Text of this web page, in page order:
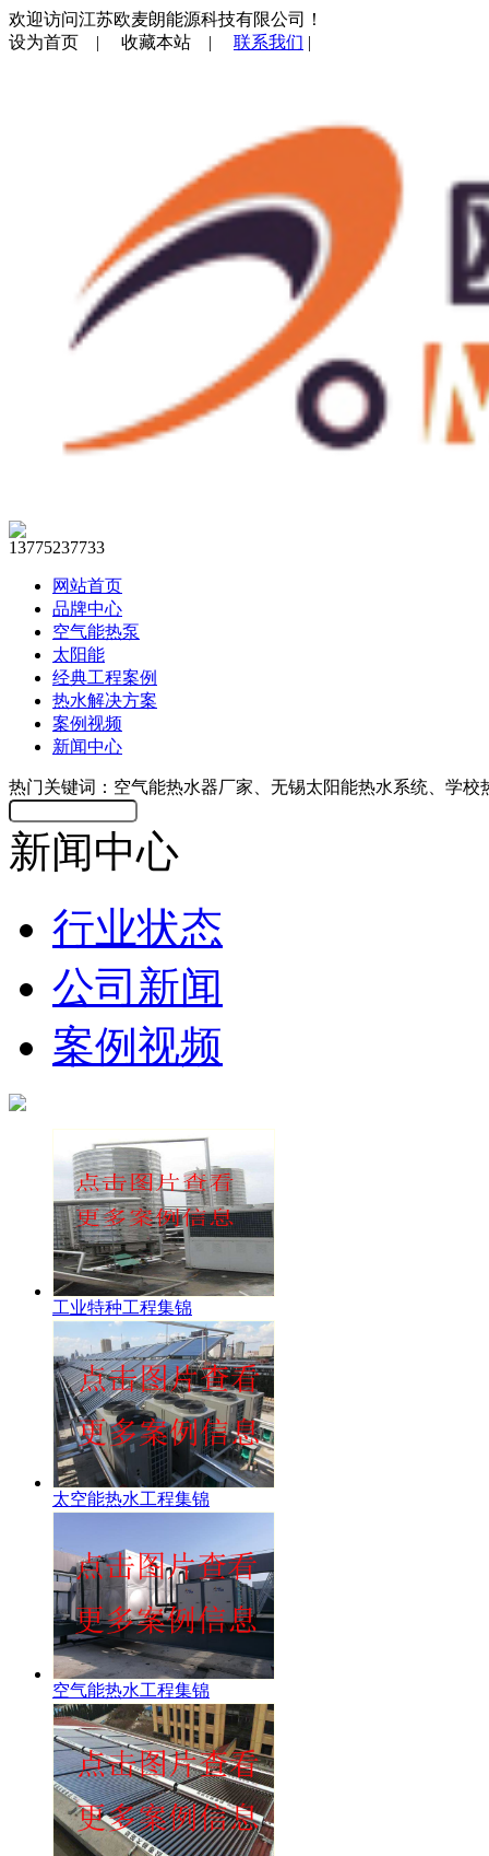
欢迎访问江苏欧麦朗能源科技有限公司！
设为首页 | 收藏本站 | 联系我们 |
13775237733
网站首页
品牌中心
空气能热泵
太阳能
经典工程案例
热水解决方案
案例视频
新闻中心
热门关键词：空气能热水器厂家、无锡太阳能热水系统、学校
新闻中心
行业状态
公司新闻
案例视频
工业特种工程集锦
太空能热水工程集锦
空气能热水工程集锦